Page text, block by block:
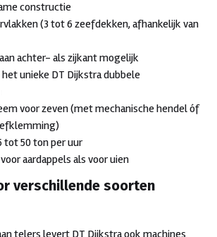
constructie
(3 tot 6 zeefdekken, afhankelijk van
achter- als zijkant mogelijk
unieke DT Dijkstra dubbele
voor zeven (met mechanische hendel óf
tot 50 ton per uur
aardappels als voor uien
verschillende soorten
telers levert DT Dijkstra ook machines